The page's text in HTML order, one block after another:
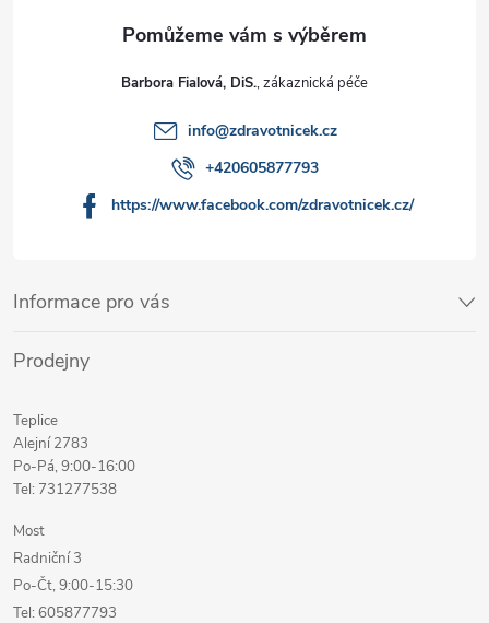
Informace pro vás
Prodejny
Teplice
Alejní 2783
Po-Pá, 9:00-16:00
Tel: 731277538
Most
Radniční 3
Po-Čt, 9:00-15:30
Tel: 605877793
Barbora Fialová, DiS.
info@zdravotnicek.cz
+420605877793
https://www.facebook.com/zdravotnicek.cz/